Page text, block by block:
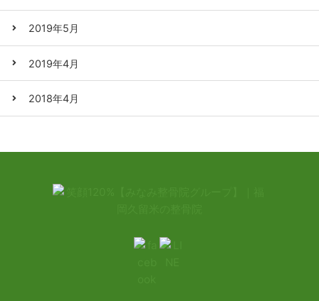
2019年5月
2019年4月
2018年4月